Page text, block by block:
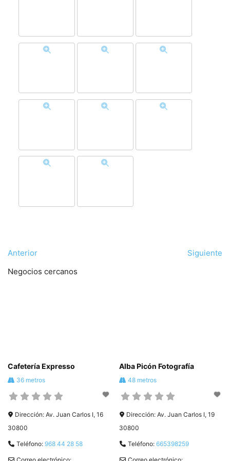
Anterior
Siguiente
Negocios cercanos
Cafetería Expresso
36 metros
Dirección: Av. Juan Carlos I, 16
30800
Teléfono: 968 44 28 58
Alba Picón Fotografía
48 metros
Dirección: Av. Juan Carlos I, 19
30800
Teléfono: 665398259